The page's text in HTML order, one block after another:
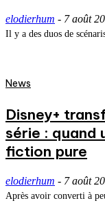
elodierhum - 7 août
Il y a des duos de
News
Disney+
série : quand
fiction pure
elodierhum - 7 août
Après avoir converti à